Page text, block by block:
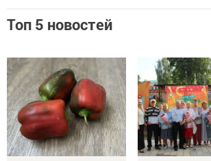
Топ 5 новостей